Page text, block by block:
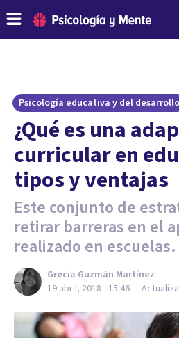
Psicología educativa y del desarrollo
¿Qué es una
curricular en
tipos y ventajas
Este conjunto de
retirar barreras en el
realizado en escuelas.
Grecia Guzmán Martínez
19 abril, 2018 - 15:46—